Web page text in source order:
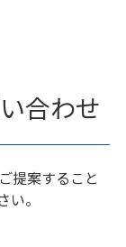
合わせ
提案すること
。